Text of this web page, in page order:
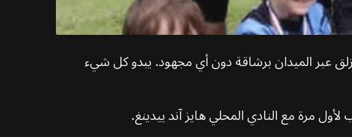
عبر الميدان برشاقة دون أي مجهود. يبدو كل شيء
مرة مع النادي المحلي هايز آند ييدينغ.